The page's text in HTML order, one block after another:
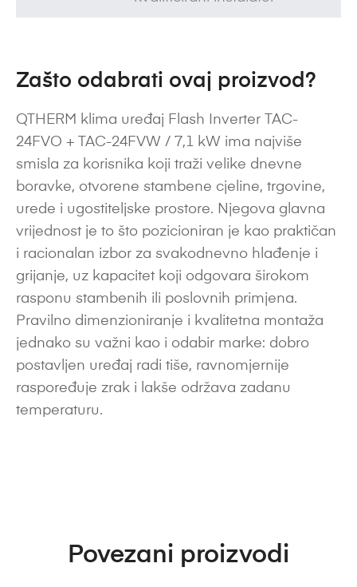
Zašto odabrati ovaj proizvod?
QTHERM klima uređaj Flash Inverter TAC-
24FVO + TAC-24FVW / 7,1 kW ima najviše
smisla za korisnika koji traži velike dnevne
boravke, otvorene stambene cjeline, trgovine,
urede i ugostiteljske prostore. Njegova glavna
vrijednost je to što pozicioniran je kao praktičan
i racionalan izbor za svakodnevno hlađenje i
grijanje, uz kapacitet koji odgovara širokom
rasponu stambenih ili poslovnih primjena.
Pravilno dimenzioniranje i kvalitetna montaža
jednako su važni kao i odabir marke: dobro
postavljen uređaj radi tiše, ravnomjernije
raspoređuje zrak i lakše održava zadanu
temperaturu.
Povezani proizvodi